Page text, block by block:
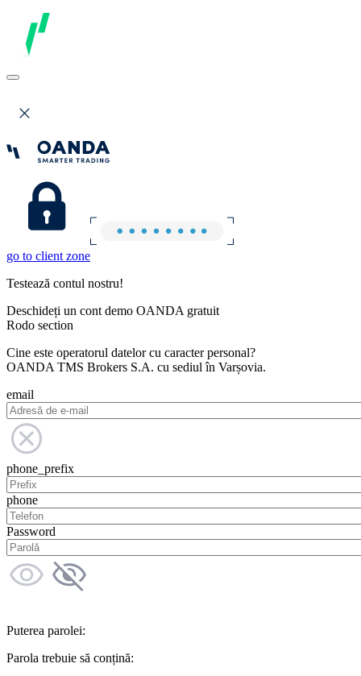
go to client zone
Testează contul nostru!
Deschideți un cont demo OANDA gratuit
Rodo section
Cine este operatorul datelor cu caracter personal?
OANDA TMS Brokers S.A. cu sediul în Varșovia.
email
phone_prefix
phone
Password
Puterea parolei:
Parola trebuie să conțină: